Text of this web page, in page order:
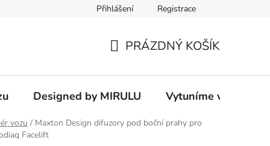
Přihlášení Registrace
KOŠÍK
PRÁZDNÝ KOŠÍK
Designed by MIRULU Vytuníme vám
vozu / Maxton Design difuzory pod boční prahy pro
Facelift